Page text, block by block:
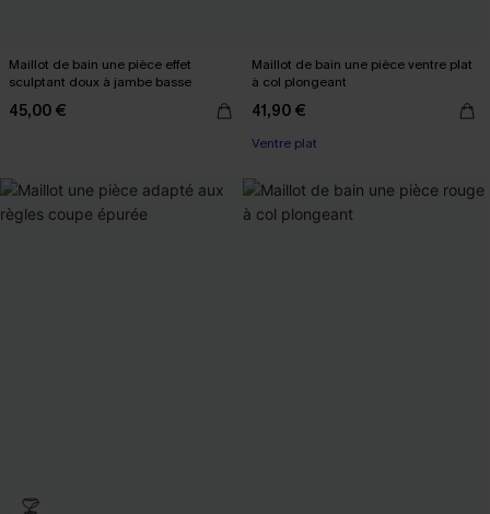
Maillot de bain une pièce effet
sculptant doux à jambe basse
45,00 €
Maillot de bain une pièce ventre plat
à col plongeant
41,90 €
Ventre plat